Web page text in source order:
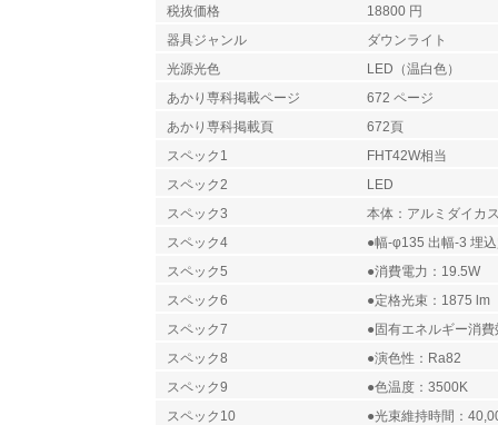
税抜価格
18800 円
器具ジャンル
ダウンライト
光源光色
LED（温白色）
あかり専科掲載ページ
672 ページ
あかり専科掲載頁
672頁
スペック1
FHT42W相当
スペック2
LED
スペック3
本体：アルミダイカ
スペック4
●幅-φ135 出幅-3 埋
スペック5
●消費電力：19.5W
スペック6
●定格光束：1875 lm
スペック7
●固有エネルギー消
スペック8
●演色性：Ra82
スペック9
●色温度：3500K
スペック10
●光束維持時間：